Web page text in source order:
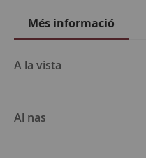
Més informació
Més
A la vista
Al nas